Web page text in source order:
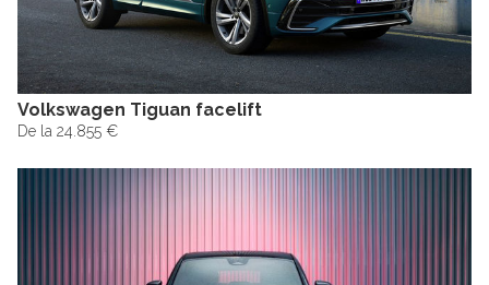
Volkswagen Tiguan facelift
De la 24.855 €